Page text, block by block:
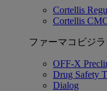
Cortellis
Cortellis
ファーマコビジ
OFF-X
Drug Safety
Dialog